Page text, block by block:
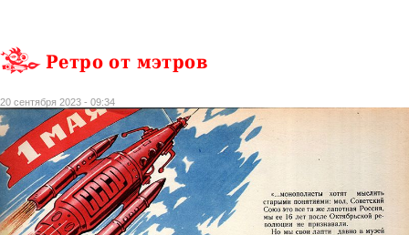
Ретро от мэтров
20 сентября 2023 - 09:34